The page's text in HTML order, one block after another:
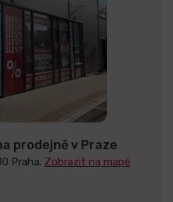
prodejně v Praze
Praha. Zobrazit na mapě